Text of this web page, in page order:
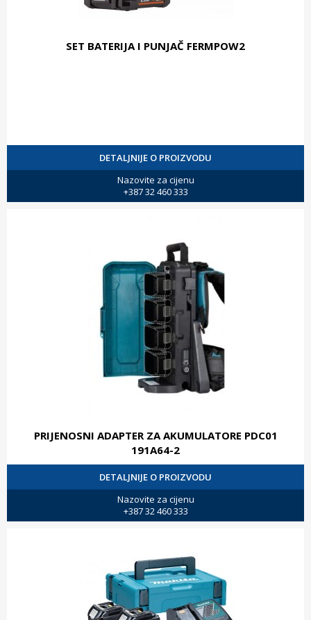
SET BATERIJA I PUNJAČ FERMPOW2
DETALJNIJE O PROIZVODU
Nazovite za cijenu
+387 32 460 333
PRIJENOSNI ADAPTER ZA AKUMULATORE PDC01
191A64-2
DETALJNIJE O PROIZVODU
Nazovite za cijenu
+387 32 460 333